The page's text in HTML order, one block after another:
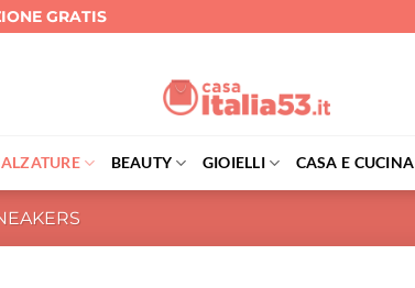
GRATIS
BEAUTY GIOIELLI CASA E CUCINA